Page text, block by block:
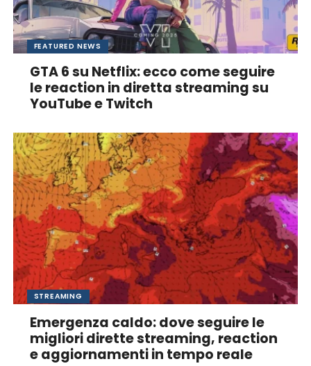
FEATURED NEWS
GTA 6 su Netflix: ecco come seguire
le reaction in diretta streaming su
YouTube e Twitch
STREAMING
Emergenza caldo: dove seguire le
migliori dirette streaming, reaction
e aggiornamenti in tempo reale